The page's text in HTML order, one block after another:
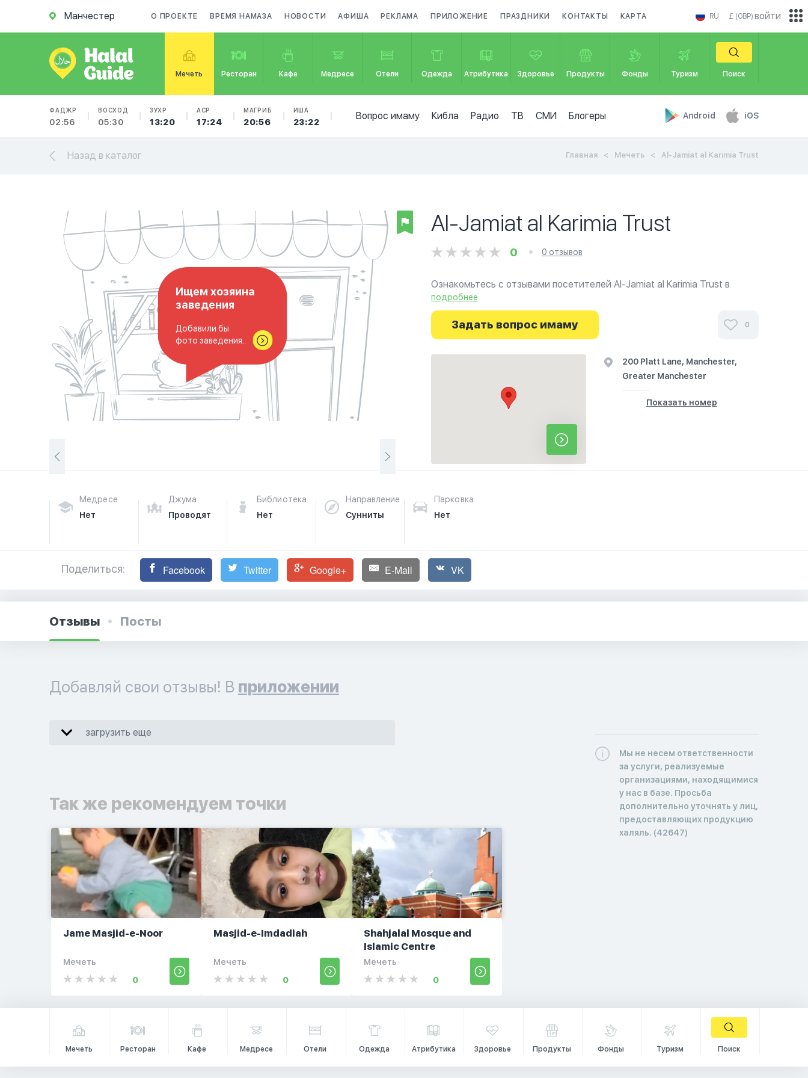
Манчестер О ПРОЕКТЕ ВРЕМЯ НАМАЗА НОВОСТИ АФИША РЕКЛАМА ПРИЛОЖЕНИЕ ПРАЗДНИКИ КОНТАКТЫ КАРТА RU £ (GBP)
Мечеть Ресторан Кафе Медресе Отели Одежда Атрибутика Здоровье Продукты Фонды Туризм Поиск
ФАДЖР
02:56
ВОСХОД
05:30
ЗУХР
13:20
АСР
17:24
МАГРИБ
20:56
ИША
23:22
Вопрос имаму Кибла Радио ТВ СМИ Блогеры Android iOS
войти
Назад в каталог Главная Мечеть Al-Jamiat al Karimia Trust
Ищем хозяина
заведения
Добавили бы
фото заведения..
Al-Jamiat al Karimia Trust
0 0 отзывов
Ознакомьтесь с отзывами посетителей Al-Jamiat al Karimia Trust в
г.Манчестер на фотографиях и узнайте о часах работы. Ваше духовное
путешествие начинается здесь.
подробнее
Задать вопрос имаму 0
200 Platt Lane, Manchester,
Greater Manchester
Показать номер
Медресе
Нет
Джума
Проводят
Библиотека
Нет
Направление
Сунниты
Парковка
Нет
Поделиться: Facebook Twitter Google+ E-Mail VK
Отзывы Посты
Добавляй свои отзывы! В приложении
загрузить еще
Так же рекомендуем точки
Jame Masjid-e-Noor
Мечеть
0
Masjid-e-Imdadiah
Мечеть
0
Shahjalal Mosque and
Islamic Centre
Мечеть
0
Мы не несем ответственности
за услуги, реализуемые
организациями, находящимися
у нас в базе. Просьба
дополнительно уточнять у лиц,
предоставляющих продукцию
халяль. (42647)
Мечеть Ресторан Кафе Медресе Отели Одежда Атрибутика Здоровье Продукты Фонды Туризм Поиск